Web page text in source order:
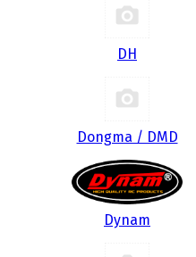
DH
Dongma / DMD
Dynam